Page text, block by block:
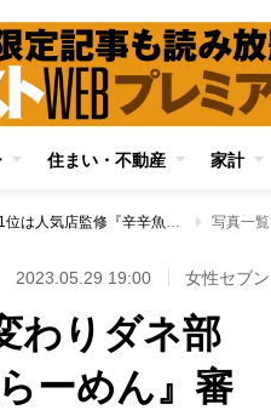
住まい・不動産 家計
【カップラーメン食べ比べ・変わりダネ部門】1位は人気店監修『辛辛魚らーめん』審査員は「なぜかくせになる」 写真一覧
2023.05.29 19:00 女性セブン
わりダネ部
ーめん』審